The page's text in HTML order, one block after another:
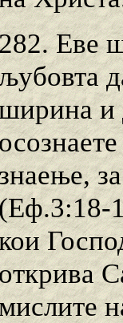
Еве
и
знаење,
открива